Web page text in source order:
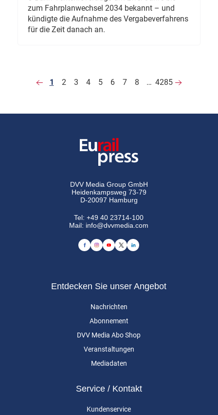
zum Fahrplanwechsel 2034 bekannt – und
kündigte die Aufnahme des Vergabeverfahrens
für die Zeit danach an.
1 2 3 4 5 6 7 8 … 4285
DVV Media Group GmbH
Heidenkampsweg 73-79
D-20097 Hamburg
Tel:+49 40 23714-100
Mail: info@dvvmedia.com
Entdecken Sie unser Angebot
Nachrichten
Abonnement
DVV Media Abo Shop
Veranstaltungen
Mediadaten
Service / Kontakt
Kundenservice